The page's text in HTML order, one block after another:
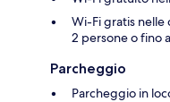
Wi-Fi gratis nelle
2 persone o fino
Parcheggio
Parcheggio in